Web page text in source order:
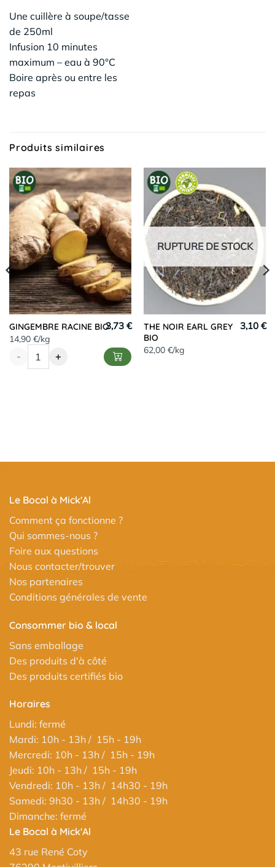
Une cuillère à soupe/tasse
de 250ml
Infusion 10 minutes
maximum – eau à 90°C
Boire après ou entre les
repas
Produits similaires
GINGEMBRE RACINE BIO
14,90 €/kg
3,73 €
- +
RUPTURE DE STOCK
THE NOIR EARL GREY
BIO
62,00 €/kg
3,10 €
Le Bocal à Mick'Al
Comment ça fonctionne ?
Qui sommes-nous ?
Foire aux questions
Nous contacter/trouver
Nos partenaires
Conditions générales de vente
Consommer bio & local
Sans emballage
Des produits d'à côté
Des produits certifiés bio
Horaires
Lundi: fermé
Mardi: 10h - 13h / 15h - 19h
Mercredi: 10h - 13h / 15h - 19h
Jeudi: 10h - 13h / 15h - 19h
Vendredi: 10h - 13h / 14h30 - 19h
Samedi: 9h30 - 13h / 14h30 - 19h
Dimanche: fermé
Le Bocal à Mick'Al
43 rue René Coty